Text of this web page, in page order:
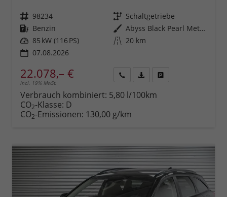
Fahrzeugnr. 98234 Getriebe Schaltgetriebe
Kraftstoff Benzin Außenfarbe
Abyss Black Pearl Metallic ()
Leistung 85 kW (116 PS) Kilometerstand 20 km
07.08.2026
22.078,– €
incl. 19% MwSt.
anfordern
Datei,
Verbrauch kombiniert: 5,80 l/100km
CO2-Klasse: D
CO2-Emissionen: 130,00 g/km